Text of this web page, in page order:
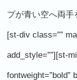
プが青い空へ両手
[st-div class=””
add_style=””][st-
fontweight=”bold”